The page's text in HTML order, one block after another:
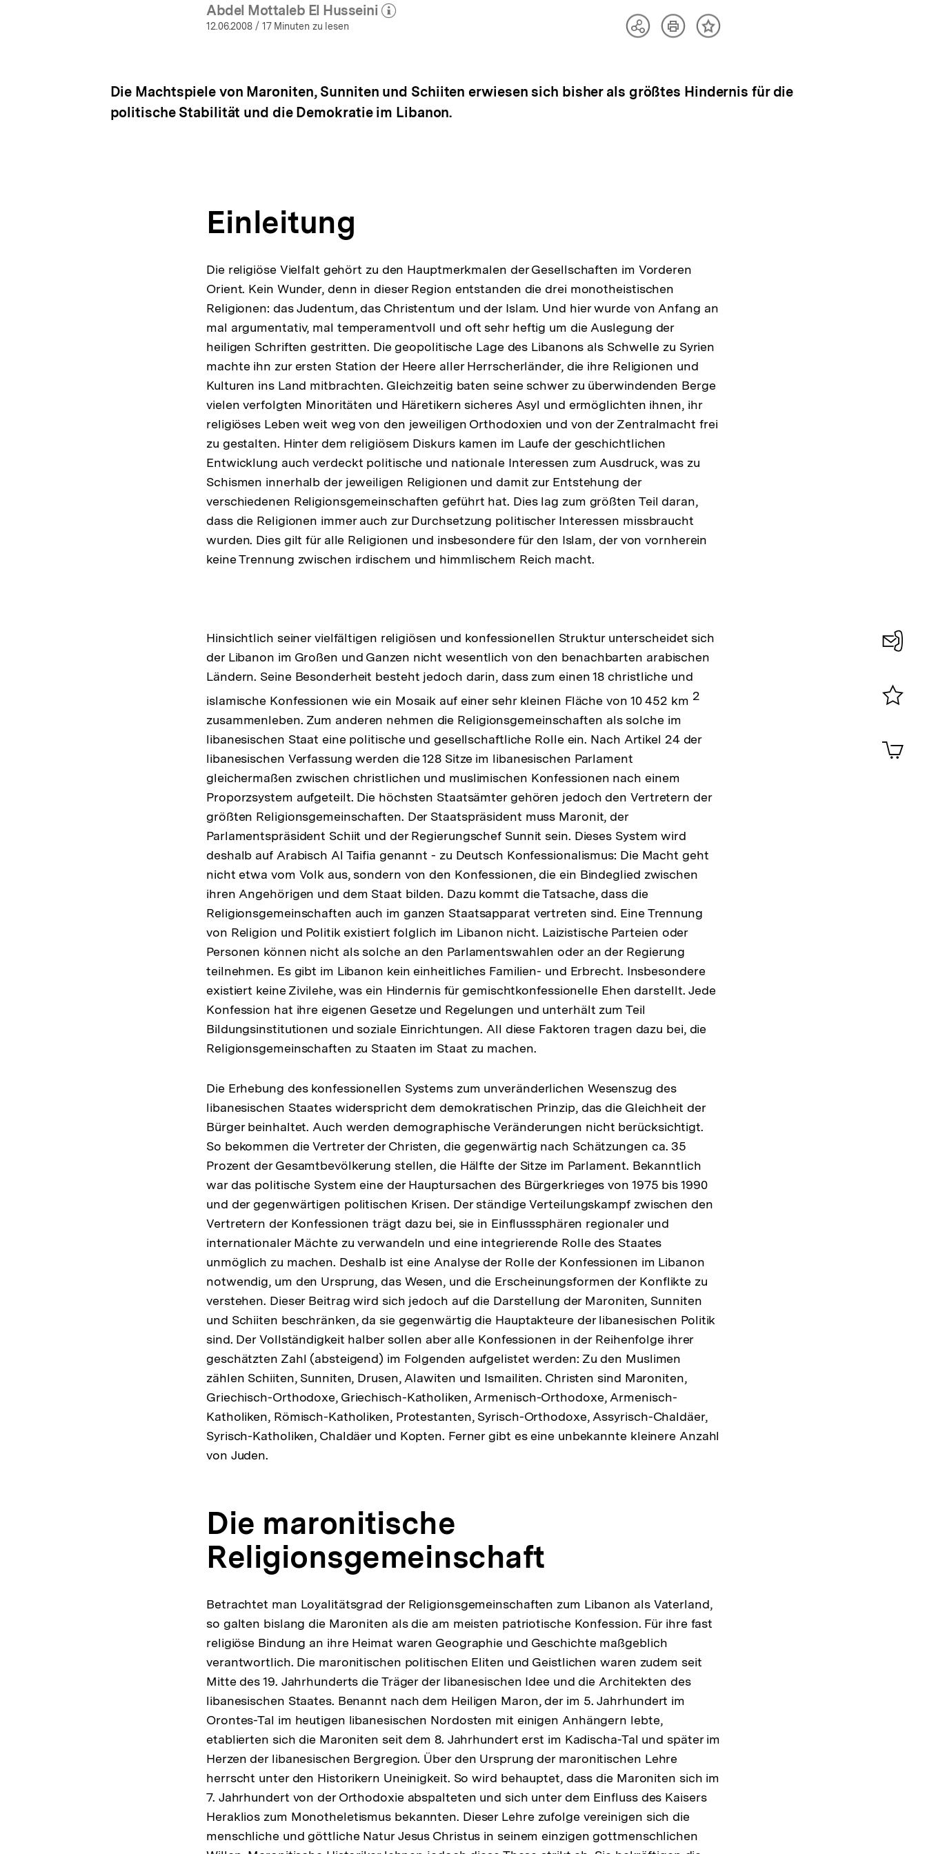
Abdel Mottaleb El Husseini
(Mehr zum Autor)
12.06.2008 / 17 Minuten zu lesen
TeilenArtikelInhalt
Die Machtspiele von Maroniten, Sunniten und Schiiten erwiesen sich bisher als größtes Hindernis für die
politische Stabilität und die Demokratie im Libanon.
Einleitung
Die religiöse Vielfalt gehört zu den Hauptmerkmalen der Gesellschaften im Vorderen
Orient. Kein Wunder, denn in dieser Region entstanden die drei monotheistischen
Religionen: das Judentum, das Christentum und der Islam. Und hier wurde von Anfang an
mal argumentativ, mal temperamentvoll und oft sehr heftig um die Auslegung der
heiligen Schriften gestritten. Die geopolitische Lage des Libanons als Schwelle zu Syrien
machte ihn zur ersten Station der Heere aller Herrscherländer, die ihre Religionen und
Kulturen ins Land mitbrachten. Gleichzeitig baten seine schwer zu überwindenden Berge
vielen verfolgten Minoritäten und Häretikern sicheres Asyl und ermöglichten ihnen, ihr
religiöses Leben weit weg von den jeweiligen Orthodoxien und von der Zentralmacht frei
zu gestalten. Hinter dem religiösem Diskurs kamen im Laufe der geschichtlichen
Entwicklung auch verdeckt politische und nationale Interessen zum Ausdruck, was zu
Schismen innerhalb der jeweiligen Religionen und damit zur Entstehung der
verschiedenen Religionsgemeinschaften geführt hat. Dies lag zum größten Teil daran,
dass die Religionen immer auch zur Durchsetzung politischer Interessen missbraucht
wurden. Dies gilt für alle Religionen und insbesondere für den Islam, der von vornherein
keine Trennung zwischen irdischem und himmlischem Reich macht.
Hinsichtlich seiner vielfältigen religiösen und konfessionellen Struktur unterscheidet sich
der Libanon im Großen und Ganzen nicht wesentlich von den benachbarten arabischen
Ländern. Seine Besonderheit besteht jedoch darin, dass zum einen 18 christliche und
islamische Konfessionen wie ein Mosaik auf einer sehr kleinen Fläche von 10 452 km 2
zusammenleben. Zum anderen nehmen die Religionsgemeinschaften als solche im
libanesischen Staat eine politische und gesellschaftliche Rolle ein. Nach Artikel 24 der
libanesischen Verfassung werden die 128 Sitze im libanesischen Parlament
gleichermaßen zwischen christlichen und muslimischen Konfessionen nach einem
Proporzsystem aufgeteilt. Die höchsten Staatsämter gehören jedoch den Vertretern der
größten Religionsgemeinschaften. Der Staatspräsident muss Maronit, der
Parlamentspräsident Schiit und der Regierungschef Sunnit sein. Dieses System wird
deshalb auf Arabisch Al Taifia genannt - zu Deutsch Konfessionalismus: Die Macht geht
nicht etwa vom Volk aus, sondern von den Konfessionen, die ein Bindeglied zwischen
ihren Angehörigen und dem Staat bilden. Dazu kommt die Tatsache, dass die
Religionsgemeinschaften auch im ganzen Staatsapparat vertreten sind. Eine Trennung
von Religion und Politik existiert folglich im Libanon nicht. Laizistische Parteien oder
Personen können nicht als solche an den Parlamentswahlen oder an der Regierung
teilnehmen. Es gibt im Libanon kein einheitliches Familien- und Erbrecht. Insbesondere
existiert keine Zivilehe, was ein Hindernis für gemischtkonfessionelle Ehen darstellt. Jede
Konfession hat ihre eigenen Gesetze und Regelungen und unterhält zum Teil
Bildungsinstitutionen und soziale Einrichtungen. All diese Faktoren tragen dazu bei, die
Religionsgemeinschaften zu Staaten im Staat zu machen.
Die Erhebung des konfessionellen Systems zum unveränderlichen Wesenszug des
libanesischen Staates widerspricht dem demokratischen Prinzip, das die Gleichheit der
Bürger beinhaltet. Auch werden demographische Veränderungen nicht berücksichtigt.
So bekommen die Vertreter der Christen, die gegenwärtig nach Schätzungen ca. 35
Prozent der Gesamtbevölkerung stellen, die Hälfte der Sitze im Parlament. Bekanntlich
war das politische System eine der Hauptursachen des Bürgerkrieges von 1975 bis 1990
und der gegenwärtigen politischen Krisen. Der ständige Verteilungskampf zwischen den
Vertretern der Konfessionen trägt dazu bei, sie in Einflusssphären regionaler und
internationaler Mächte zu verwandeln und eine integrierende Rolle des Staates
unmöglich zu machen. Deshalb ist eine Analyse der Rolle der Konfessionen im Libanon
notwendig, um den Ursprung, das Wesen, und die Erscheinungsformen der Konflikte zu
verstehen. Dieser Beitrag wird sich jedoch auf die Darstellung der Maroniten, Sunniten
und Schiiten beschränken, da sie gegenwärtig die Hauptakteure der libanesischen Politik
sind. Der Vollständigkeit halber sollen aber alle Konfessionen in der Reihenfolge ihrer
geschätzten Zahl (absteigend) im Folgenden aufgelistet werden: Zu den Muslimen
zählen Schiiten, Sunniten, Drusen, Alawiten und Ismailiten. Christen sind Maroniten,
Griechisch-Orthodoxe, Griechisch-Katholiken, Armenisch-Orthodoxe, Armenisch-
Katholiken, Römisch-Katholiken, Protestanten, Syrisch-Orthodoxe, Assyrisch-Chaldäer,
Syrisch-Katholiken, Chaldäer und Kopten. Ferner gibt es eine unbekannte kleinere Anzahl
von Juden.
Die maronitische
Religionsgemeinschaft
Betrachtet man Loyalitätsgrad der Religionsgemeinschaften zum Libanon als Vaterland,
so galten bislang die Maroniten als die am meisten patriotische Konfession. Für ihre fast
religiöse Bindung an ihre Heimat waren Geographie und Geschichte maßgeblich
verantwortlich. Die maronitischen politischen Eliten und Geistlichen waren zudem seit
Mitte des 19. Jahrhunderts die Träger der libanesischen Idee und die Architekten des
libanesischen Staates. Benannt nach dem Heiligen Maron, der im 5. Jahrhundert im
Orontes-Tal im heutigen libanesischen Nordosten mit einigen Anhängern lebte,
etablierten sich die Maroniten seit dem 8. Jahrhundert erst im Kadischa-Tal und später im
Herzen der libanesischen Bergregion. Über den Ursprung der maronitischen Lehre
herrscht unter den Historikern Uneinigkeit. So wird behauptet, dass die Maroniten sich im
7. Jahrhundert von der Orthodoxie abspalteten und sich unter dem Einfluss des Kaisers
Heraklios zum Monotheletismus bekannten. Dieser Lehre zufolge vereinigen sich die
menschliche und göttliche Natur Jesus Christus in seinem einzigen gottmenschlichen